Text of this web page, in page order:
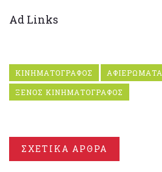
Ad Links
ΚΙΝΗΜΑΤΟΓΡΑΦΟΣ
ΑΦΙΕΡΩΜΑΤΑ
ΞΕΝΟΣ ΚΙΝΗΜΑΤΟΓΡΑΦΟΣ
ΣΧΕΤΙΚΑ ΑΡΘΡΑ